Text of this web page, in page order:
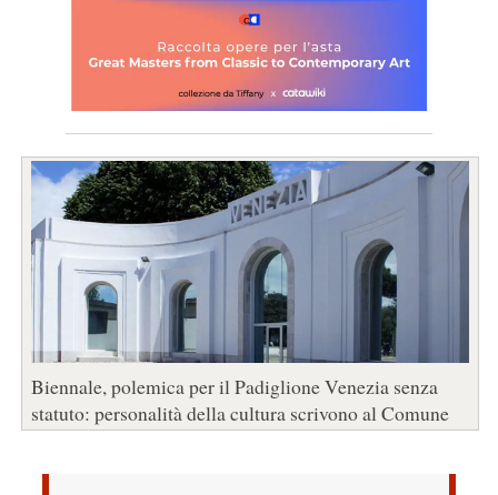
Biennale, polemica per il Padiglione Venezia senza
statuto: personalità della cultura scrivono al Comune